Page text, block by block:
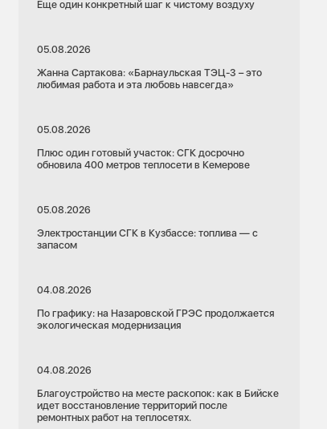
Еще один конкретный шаг к чистому воздуху
05.08.2026
Жанна Сартакова: «Барнаульская ТЭЦ-3 – это
любимая работа и эта любовь навсегда»
05.08.2026
Плюс один готовый участок: СГК досрочно
обновила 400 метров теплосети в Кемерове
05.08.2026
Электростанции СГК в Кузбассе: топлива — с
запасом
04.08.2026
По графику: на Назаровской ГРЭС продолжается
экологическая модернизация
04.08.2026
Благоустройство на месте раскопок: как в Бийске
идет восстановление территорий после
ремонтных работ на теплосетях.